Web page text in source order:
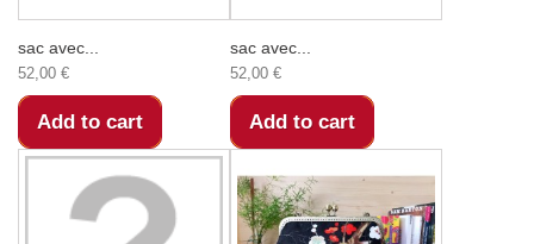
sac avec...
52,00 €
Add to cart
sac avec...
52,00 €
Add to cart